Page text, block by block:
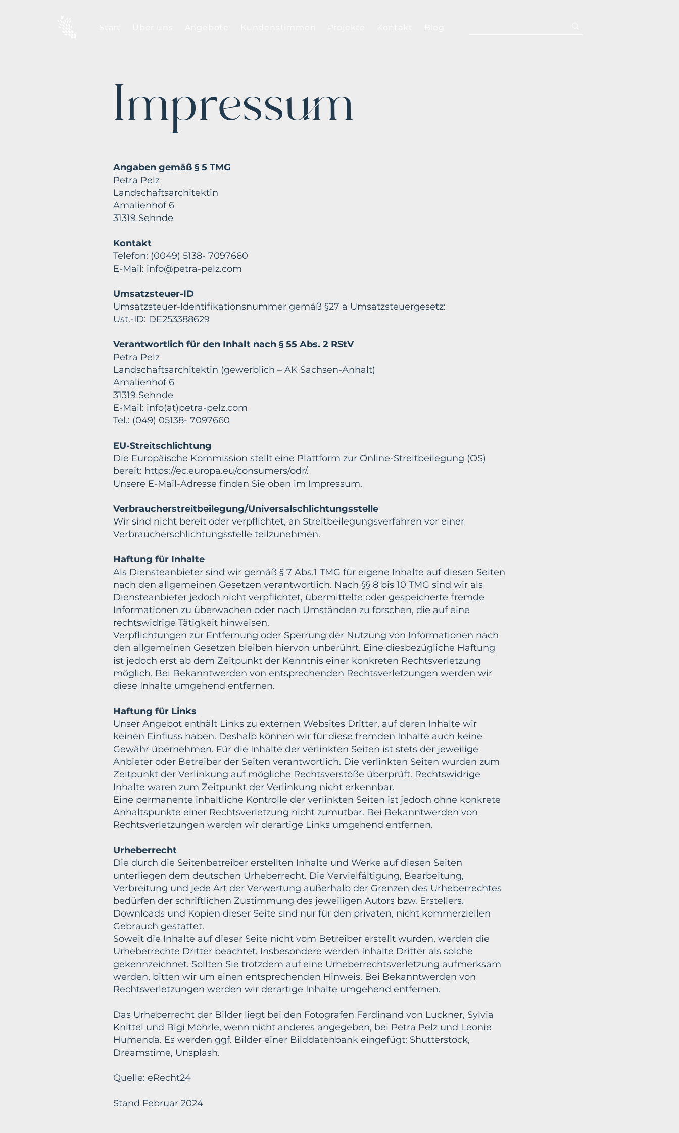
Impressum
Angaben gemäß § 5 TMG
Petra Pelz
Landschaftsarchitektin
Amalienhof 6
31319 Sehnde
Kontakt
Telefon: (0049) 5138- 7097660
E-Mail: info@petra-pelz.com
Umsatzsteuer-ID
Umsatzsteuer-Identifikationsnummer gemäß §27 a Umsatzsteuergesetz:
Ust.-ID: DE253388629
Verantwortlich für den Inhalt nach § 55 Abs. 2 RStV
Petra Pelz
Landschaftsarchitektin (gewerblich – AK Sachsen-Anhalt)
Amalienhof 6
31319 Sehnde
E-Mail: info(at)petra-pelz.com
Tel.: (049) 05138- 7097660
EU-Streitschlichtung
Die Europäische Kommission stellt eine Plattform zur Online-Streitbeilegung (OS)
bereit: https://ec.europa.eu/consumers/odr/.
Unsere E-Mail-Adresse finden Sie oben im Impressum.
Verbraucherstreitbeilegung/Universalschlichtungsstelle
Wir sind nicht bereit oder verpflichtet, an Streitbeilegungsverfahren vor einer
Verbraucherschlichtungsstelle teilzunehmen.
Haftung für Inhalte
Als Diensteanbieter sind wir gemäß § 7 Abs.1 TMG für eigene Inhalte auf diesen Seiten
nach den allgemeinen Gesetzen verantwortlich. Nach §§ 8 bis 10 TMG sind wir als
Diensteanbieter jedoch nicht verpflichtet, übermittelte oder gespeicherte fremde
Informationen zu überwachen oder nach Umständen zu forschen, die auf eine
rechtswidrige Tätigkeit hinweisen.
Verpflichtungen zur Entfernung oder Sperrung der Nutzung von Informationen nach
den allgemeinen Gesetzen bleiben hiervon unberührt. Eine diesbezügliche Haftung
ist jedoch erst ab dem Zeitpunkt der Kenntnis einer konkreten Rechtsverletzung
möglich. Bei Bekanntwerden von entsprechenden Rechtsverletzungen werden wir
diese Inhalte umgehend entfernen.
Haftung für Links
Unser Angebot enthält Links zu externen Websites Dritter, auf deren Inhalte wir
keinen Einfluss haben. Deshalb können wir für diese fremden Inhalte auch keine
Gewähr übernehmen. Für die Inhalte der verlinkten Seiten ist stets der jeweilige
Anbieter oder Betreiber der Seiten verantwortlich. Die verlinkten Seiten wurden zum
Zeitpunkt der Verlinkung auf mögliche Rechtsverstöße überprüft. Rechtswidrige
Inhalte waren zum Zeitpunkt der Verlinkung nicht erkennbar.
Eine permanente inhaltliche Kontrolle der verlinkten Seiten ist jedoch ohne konkrete
Anhaltspunkte einer Rechtsverletzung nicht zumutbar. Bei Bekanntwerden von
Rechtsverletzungen werden wir derartige Links umgehend entfernen.
Urheberrecht
Die durch die Seitenbetreiber erstellten Inhalte und Werke auf diesen Seiten
unterliegen dem deutschen Urheberrecht. Die Vervielfältigung, Bearbeitung,
Verbreitung und jede Art der Verwertung außerhalb der Grenzen des Urheberrechtes
bedürfen der schriftlichen Zustimmung des jeweiligen Autors bzw. Erstellers.
Downloads und Kopien dieser Seite sind nur für den privaten, nicht kommerziellen
Gebrauch gestattet.
Soweit die Inhalte auf dieser Seite nicht vom Betreiber erstellt wurden, werden die
Urheberrechte Dritter beachtet. Insbesondere werden Inhalte Dritter als solche
gekennzeichnet. Sollten Sie trotzdem auf eine Urheberrechtsverletzung aufmerksam
werden, bitten wir um einen entsprechenden Hinweis. Bei Bekanntwerden von
Rechtsverletzungen werden wir derartige Inhalte umgehend entfernen.
Das Urheberrecht der Bilder liegt bei den Fotografen Ferdinand von Luckner, Sylvia
Knittel und Bigi Möhrle, wenn nicht anderes angegeben, bei Petra Pelz und Leonie
Humenda. Es werden ggf. Bilder einer Bilddatenbank eingefügt: Shutterstock,
Dreamstime, Unsplash.
Quelle: eRecht24
Stand Februar 2024